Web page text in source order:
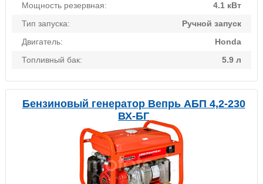
Мощность резервная:
4.1 кВт
Тип запуска:
Ручной запуск
Двигатель:
Honda
Топливный бак:
5.9 л
Бензиновый генератор Вепрь АБП 4,2-230
ВХ-БГ